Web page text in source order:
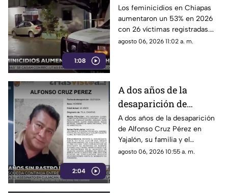
1:08
en 2026; estos son los
municipios con la
mayoría de casos
Los feminicidios en Chiapas
aumentaron un 53% en 2026
con 26 víctimas registradas.
Tapachula lidera la lista
agosto 06, 2026 11:02 a. m.
2:04
A dos años de la
desaparición de
Alfonso Cruz Pérez,
convocan a nueva
jornada de búsqueda en
Yajalón
A dos años de la desaparición
de Alfonso Cruz Pérez en
Yajalón, su familia y el
colectivo Buscadoras de los
agosto 06, 2026 10:55 a. m.